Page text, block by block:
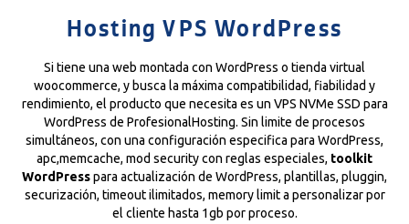
Hosting VPS WordPress
Si tiene una web montada con WordPress o tienda virtual
woocommerce, y busca la máxima compatibilidad, fiabilidad y
rendimiento, el producto que necesita es un VPS NVMe SSD para
WordPress de ProfesionalHosting. Sin limite de procesos
simultáneos, con una configuración especifica para WordPress,
apc,memcache, mod security con reglas especiales, toolkit
WordPresspara actualización de WordPress, plantillas, pluggin,
securización, timeout ilimitados, memory limit a personalizar por
el cliente hasta 1gb por proceso.